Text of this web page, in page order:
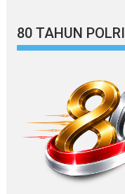
80 TAHUN POLRI